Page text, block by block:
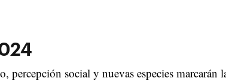
social y nuevas especies marcarán